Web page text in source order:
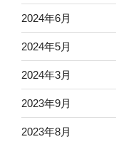
2024年6月
2024年5月
2024年3月
2023年9月
2023年8月